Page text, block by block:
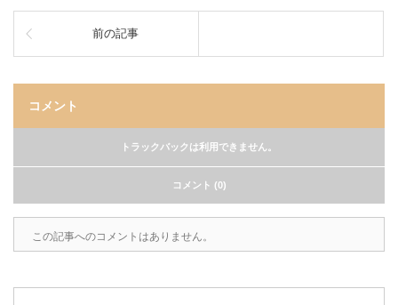
前の記事
コメント
トラックバックは利用できません。
コメント (0)
この記事へのコメントはありません。